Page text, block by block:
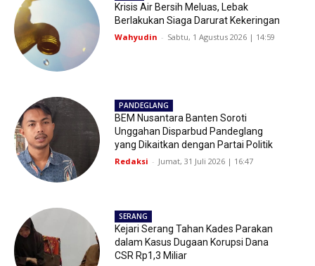
Krisis Air Bersih Meluas, Lebak
Berlakukan Siaga Darurat Kekeringan
Wahyudin - Sabtu, 1 Agustus 2026 | 14:59
PANDEGLANG
BEM Nusantara Banten Soroti
Unggahan Disparbud Pandeglang
yang Dikaitkan dengan Partai Politik
Redaksi - Jumat, 31 Juli 2026 | 16:47
SERANG
Kejari Serang Tahan Kades Parakan
dalam Kasus Dugaan Korupsi Dana
CSR Rp1,3 Miliar